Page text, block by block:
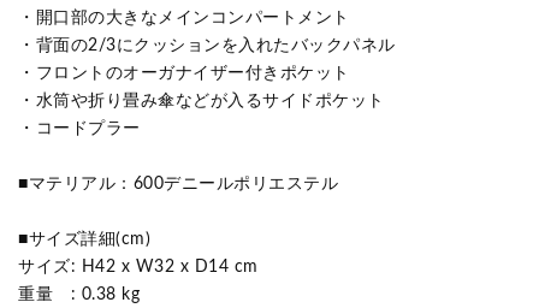
・開口部の大きなメインコンパートメント
・背面の2/3にクッションを入れたバックパネル
・フロントのオーガナイザー付きポケット
・水筒や折り畳み傘などが入るサイドポケット
・コードプラー
■マテリアル：600デニールポリエステル
■サイズ詳細(cm)
サイズ: H42 x W32 x D14 cm
重量 : 0.38 kg